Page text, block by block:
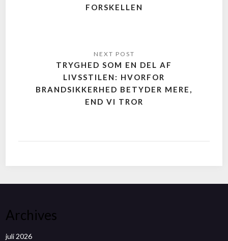
FORSKELLEN
TRYGHED SOM EN DEL AF
LIVSSTILEN: HVORFOR
BRANDSIKKERHED BETYDER MERE,
END VI TROR
Archives
juli 2026